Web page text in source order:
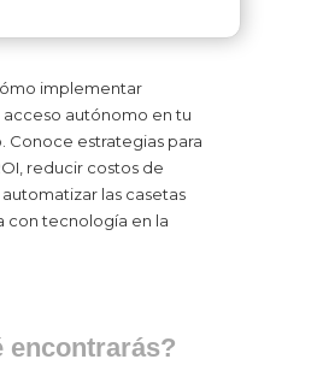
implementar
acceso autónomo en tu
Conoce estrategias para
reducir costos de
las casetas
con tecnología en la
encontrarás?